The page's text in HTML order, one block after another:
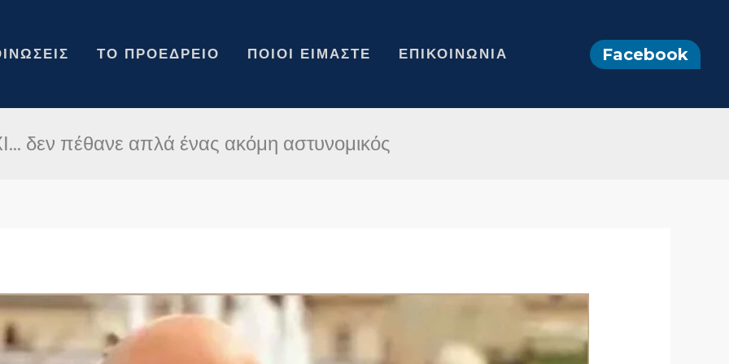
ΤΟ ΠΡΟΕΔΡΕΊΟ ΠΟΙΟΙ ΕΊΜΑΣΤΕ ΕΠΙΚΟΙΝΩΝΊΑ Facebook
δεν πέθανε απλά ένας ακόμη αστυνομικός